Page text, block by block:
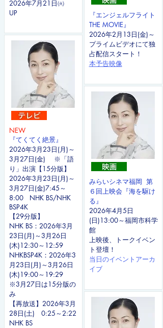
​2026年7月21日㈫
UP
NEW
『てくてく絶景』
2026年3月23日(月)～
3月27日(金) ※「語
り」出演【15分版】
2026年3月23日(月)～
3月27日(金)7:45～
8:00 NHK BS/NHK
BSP4K
【29分版】
NHK BS：2026年3月
23日(月)～3月26日
(木)12:30～12:59
NHKBSP4K：2026年3
月23日(月)～3月26日
(木)19:00～19:29
​※3月27日は15分版の
み
【再放送】2026年3月
28日(土) 0:25～2:22
NHK BS
『エンジェルフライト
THE MOVIE』
2026年2月13日(金)～
プライムビデオにて独
占配信スタート！
本予告映像
みらいシネマ福岡 第
６回上映会『海を駆け
る』
2026年4月5日
(日)13:00～福岡市科学
館
上映後、トークイベン
ト登壇！
当日のイベントアーカ
イブ